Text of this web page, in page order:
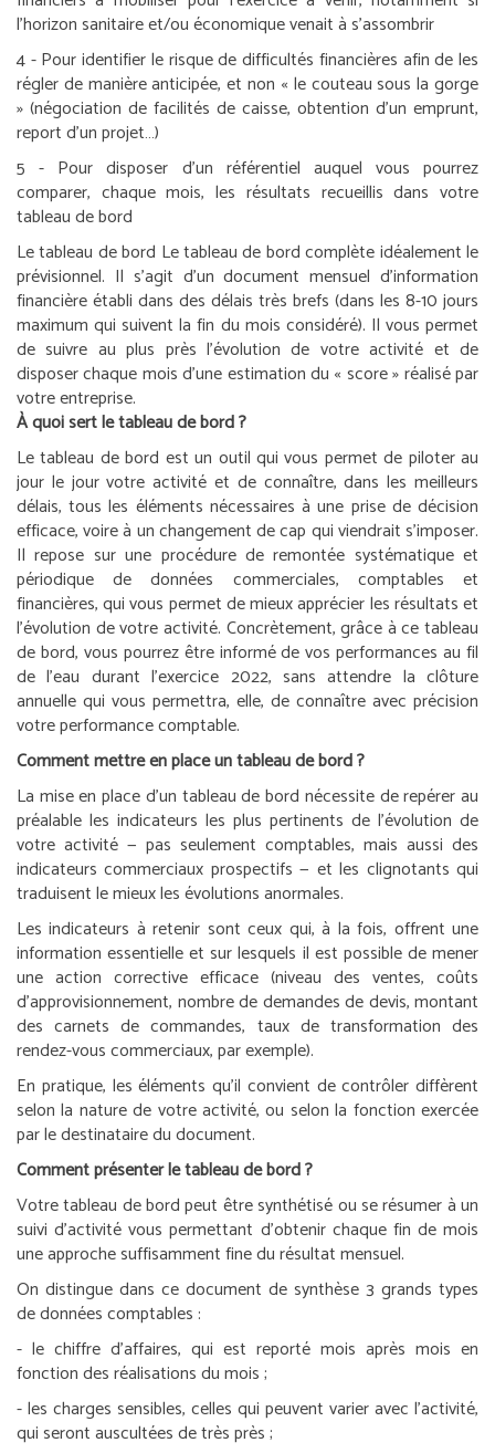
l’horizon sanitaire et/ou économique venait à s’assombrir
4 - Pour identifier le risque de difficultés financières afin de les
régler de manière anticipée, et non « le couteau sous la gorge
» (négociation de facilités de caisse, obtention d’un emprunt,
report d’un projet…)
5 - Pour disposer d’un référentiel auquel vous pourrez
comparer, chaque mois, les résultats recueillis dans votre
tableau de bord
Le tableau de bord Le tableau de bord complète idéalement le
prévisionnel. Il s’agit d’un document mensuel d’information
financière établi dans des délais très brefs (dans les 8-10 jours
maximum qui suivent la fin du mois considéré). Il vous permet
de suivre au plus près l’évolution de votre activité et de
disposer chaque mois d’une estimation du « score » réalisé par
votre entreprise.
À quoi sert le tableau de bord ?
Le tableau de bord est un outil qui vous permet de piloter au
jour le jour votre activité et de connaître, dans les meilleurs
délais, tous les éléments nécessaires à une prise de décision
efficace, voire à un changement de cap qui viendrait s’imposer.
Il repose sur une procédure de remontée systématique et
périodique de données commerciales, comptables et
financières, qui vous permet de mieux apprécier les résultats et
l’évolution de votre activité. Concrètement, grâce à ce tableau
de bord, vous pourrez être informé de vos performances au fil
de l’eau durant l’exercice 2022, sans attendre la clôture
annuelle qui vous permettra, elle, de connaître avec précision
votre performance comptable.
Comment mettre en place un tableau de bord ?
La mise en place d’un tableau de bord nécessite de repérer au
préalable les indicateurs les plus pertinents de l’évolution de
votre activité — pas seulement comptables, mais aussi des
indicateurs commerciaux prospectifs — et les clignotants qui
traduisent le mieux les évolutions anormales.
Les indicateurs à retenir sont ceux qui, à la fois, offrent une
information essentielle et sur lesquels il est possible de mener
une action corrective efficace (niveau des ventes, coûts
d’approvisionnement, nombre de demandes de devis, montant
des carnets de commandes, taux de transformation des
rendez-vous commerciaux, par exemple).
En pratique, les éléments qu’il convient de contrôler diffèrent
selon la nature de votre activité, ou selon la fonction exercée
par le destinataire du document.
Comment présenter le tableau de bord ?
Votre tableau de bord peut être synthétisé ou se résumer à un
suivi d’activité vous permettant d’obtenir chaque fin de mois
une approche suffisamment fine du résultat mensuel.
On distingue dans ce document de synthèse 3 grands types
de données comptables :
- le chiffre d’affaires, qui est reporté mois après mois en
fonction des réalisations du mois ;
- les charges sensibles, celles qui peuvent varier avec l’activité,
qui seront auscultées de très près ;